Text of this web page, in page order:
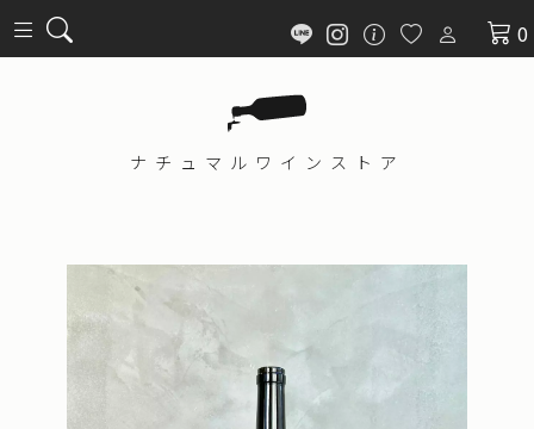
0
ナチュマル ワインストア